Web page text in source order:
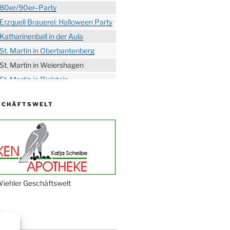
80er/90er–Party
Erzquell Brauerei: Halloween Party
Katharinenball in der Aula
St. Martin in Oberbantenberg
St. Martin in Weiershagen
St. Martin in Bielstein
der Tollitäten
Bielsteiner Männerchor
Volkstrauertag am Ehrenmal
an der
Oberbantenberger Kirche
Frauenchor
Oberbantenberg
Adventsfeier im Ev. Gemeindehaus
Geschäftswelt